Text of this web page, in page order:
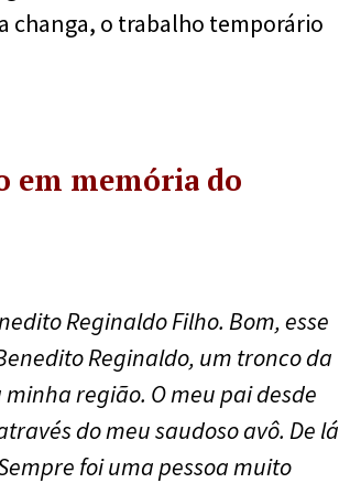
changa, o trabalho temporário
em memória do
Reginaldo Filho. Bom, esse
Reginaldo, um tronco da
região. O meu pai desde
do meu saudoso avô. De lá
foi uma pessoa muito